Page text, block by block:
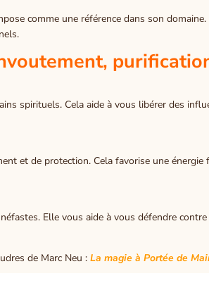
comme une référence dans son
spirituels. Cela aide à vous libérer des
et de protection. Cela favorise une
Elle vous aide à vous défendre
de Marc Neu :La magie à Portée de